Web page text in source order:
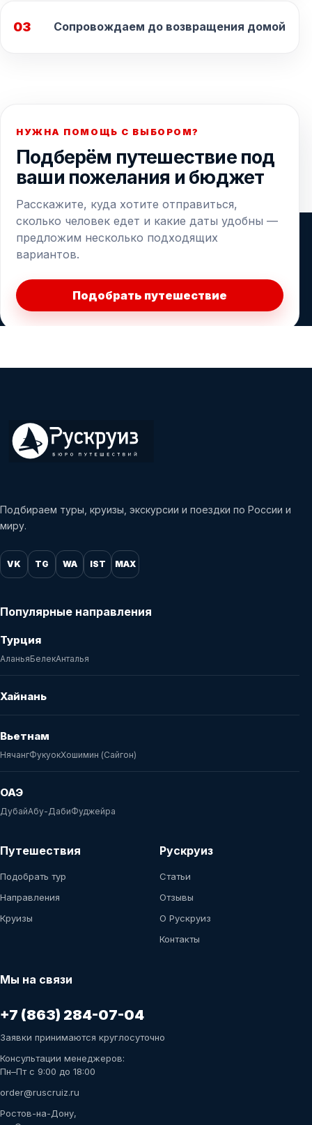
03 Сопровождаем до возвращения домой
НУЖНА ПОМОЩЬ С ВЫБОРОМ?
Подберём путешествие под
ваши пожелания и бюджет
Расскажите, куда хотите отправиться,
сколько человек едет и какие даты удобны —
предложим несколько подходящих
вариантов.
Подобрать путешествие
Подбираем туры, круизы, экскурсии и поездки по России и
миру.
VK TG WA IST MAX
Популярные направления
Турция
АланьяБелекАнталья
Хайнань
Вьетнам
НячангФукуокХошимин (Сайгон)
ОАЭ
ДубайАбу-ДабиФуджейра
Путешествия
Подобрать тур
Направления
Круизы
Рускруиз
Статьи
Отзывы
О Рускруиз
Контакты
Мы на связи
+7 (863) 284-07-04
Заявки принимаются круглосуточно
Консультации менеджеров:
Пн–Пт с 9:00 до 18:00
order@ruscruiz.ru
Ростов-на-Дону,